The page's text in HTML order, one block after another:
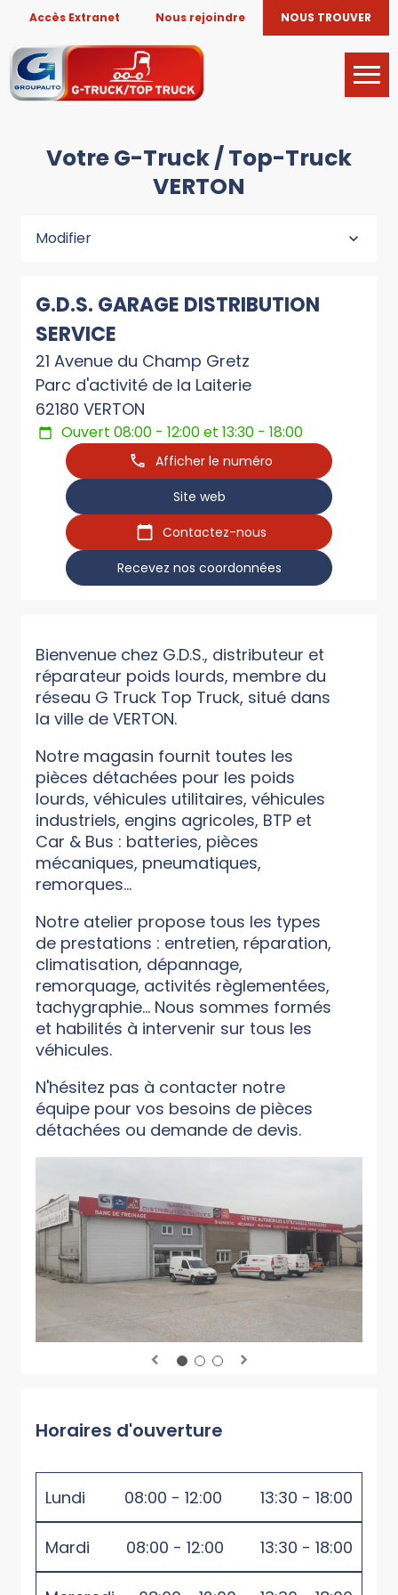
Accès Extranet Nous rejoindre NOUS TROUVER
Votre G-Truck / Top-Truck
VERTON
Modifier
G.D.S. GARAGE DISTRIBUTION
SERVICE
21 Avenue du Champ Gretz
Parc d'activité de la Laiterie
62180 VERTON
Ouvert 08:00 - 12:00 et 13:30 - 18:00
Afficher le numéro
Site web
Contactez-nous
Recevez nos coordonnées
Bienvenue chez G.D.S., distributeur et
réparateur poids lourds, membre du
réseau G Truck Top Truck, situé dans
la ville de VERTON.
Notre magasin fournit toutes les
pièces détachées pour les poids
lourds, véhicules utilitaires, véhicules
industriels, engins agricoles, BTP et
Car & Bus : batteries, pièces
mécaniques, pneumatiques,
remorques...
Notre atelier propose tous les types
de prestations : entretien, réparation,
climatisation, dépannage,
remorquage, activités règlementées,
tachygraphie... Nous sommes formés
et habilités à intervenir sur tous les
véhicules.
N'hésitez pas à contacter notre
équipe pour vos besoins de pièces
détachées ou demande de devis.
Horaires d'ouverture
Lundi 08:00 - 12:00 13:30 - 18:00
Mardi 08:00 - 12:00 13:30 - 18:00